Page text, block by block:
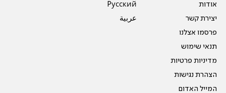
אודות
יצירת קשר
פרסמו אצלנו
תנאי שימוש
מדיניות פרטיות
הצהרת נגישות
המייל האדום
Pусский
عربية